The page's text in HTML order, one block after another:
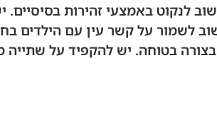
לנקוט באמצעי זהירות בסיסיים.
לשמור על קשר עין עם הילדים
בטוחה. יש להקפיד על שתייה